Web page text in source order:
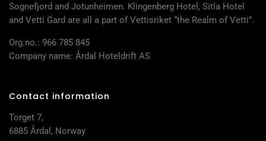
Sognefjord and Jotunheimen. Klingenberg Hotel, Sitla Hotel
and Vetti Gard are all a part of Vettisriket “the Realm of Vetti”.
Org.no.: 966 785 845
Company name: Årdal Hoteldrift AS
Contact information
Torget 7,
6885 Årdal, Norway